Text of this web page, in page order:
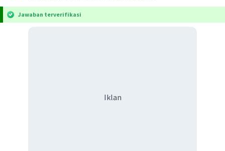
Jawaban terverifikasi
Iklan